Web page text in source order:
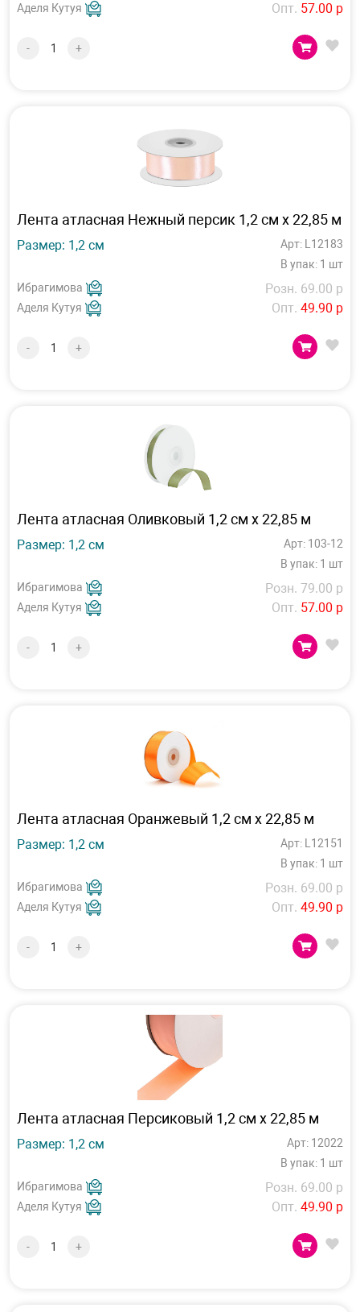
Аделя Кутуя
Опт. 57.00 р
- +
Лента атласная Нежный персик 1,2 см х 22,85 м
Размер: 1,2 см
Арт: L12183
В упак: 1 шт
Ибрагимова
Аделя Кутуя
Розн. 69.00 р
Опт. 49.90 р
- +
Лента атласная Оливковый 1,2 см х 22,85 м
Размер: 1,2 см
Арт: 103-12
В упак: 1 шт
Ибрагимова
Аделя Кутуя
Розн. 79.00 р
Опт. 57.00 р
- +
Лента атласная Оранжевый 1,2 см х 22,85 м
Размер: 1,2 см
Арт: L12151
В упак: 1 шт
Ибрагимова
Аделя Кутуя
Розн. 69.00 р
Опт. 49.90 р
- +
Лента атласная Персиковый 1,2 см х 22,85 м
Размер: 1,2 см
Арт: 12022
В упак: 1 шт
Ибрагимова
Аделя Кутуя
Розн. 69.00 р
Опт. 49.90 р
- +